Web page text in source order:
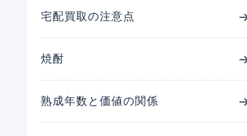
宅配買取の注意点
焼酎
熟成年数と価値の関係